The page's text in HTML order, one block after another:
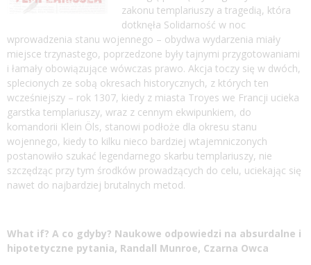
zakonu templariuszy a tragedią, która
dotknęła Solidarność w noc
wprowadzenia stanu wojennego – obydwa wydarzenia miały
miejsce trzynastego, poprzedzone były tajnymi przygotowaniami
i łamały obowiązujące wówczas prawo. Akcja toczy się w dwóch,
splecionych ze sobą okresach historycznych, z których ten
wcześniejszy – rok 1307, kiedy z miasta Troyes we Francji ucieka
garstka templariuszy, wraz z cennym ekwipunkiem, do
komandorii Klein Öls, stanowi podłoże dla okresu stanu
wojennego, kiedy to kilku nieco bardziej wtajemniczonych
postanowiło szukać legendarnego skarbu templariuszy, nie
szczędząc przy tym środków prowadzących do celu, uciekając się
nawet do najbardziej brutalnych metod.
What if? A co gdyby? Naukowe odpowiedzi na absurdalne i
hipotetyczne pytania, Randall Munroe, Czarna Owca